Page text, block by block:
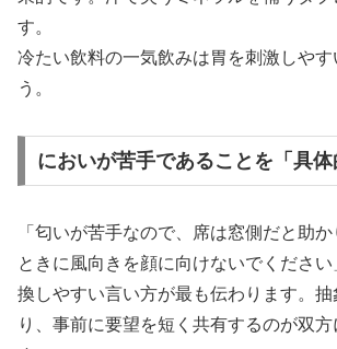
す。
冷たい飲料の一気飲みは胃を刺激しやす
う。
においが苦手であることを「具
「匂いが苦手なので、席は窓側だと助
ときに風向きを顔に向けないでくださ
換しやすい言い方が最も伝わります。抽
り、事前に要望を短く共有するのが双